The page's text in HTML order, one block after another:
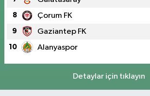
8 Çorum FK
9 Gaziantep FK
10 Alanyaspor
Detaylar için tıklayın